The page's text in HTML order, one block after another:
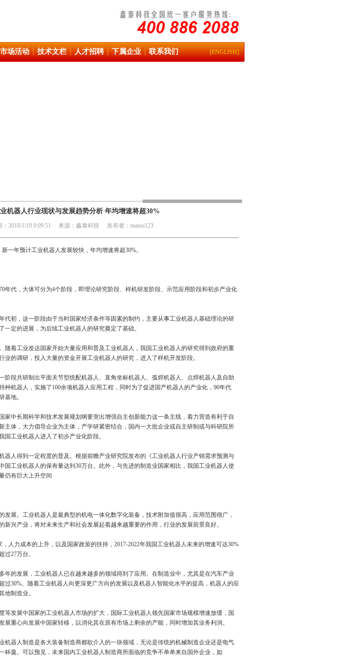
市场活动┆技术文栏┆人才招聘┆下属企业┆联系我们 [ENGLISH]
机器人行业现状与发展趋势分析 年均增速将超30%
：2018/1/19 9:09:51 来源：鑫泰科技 发布者：manni123
一年预计工业机器人发展较快，年均增速将超30%。
代，大体可分为4个阶段，即理论研究阶段、样机研发阶段、示范应用阶段和初步产业化
初，这一阶段由于当时国家经济条件等因素的制约，主要从事工业机器人基础理论的研
定的进展，为后续工业机器人的研究奠定了基础。
着工业发达国家开始大量应用和普及工业机器人，我国工业机器人的研究得到政府的重
的调研，投入大量的资金开展工业机器人的研究，进入了样机开发阶段。
段共研制出平面关节型统配机器人、直角坐标机器人、弧焊机器人、点焊机器人及自助
种机器人，实施了100余项机器人应用工程，同时为了促进国产机器人的产业化，90年代
基地。
中长期科学和技术发展规划纲要突出增强自主创新能力这一条主线，着力营造有利于自
主体，大力倡导企业为主体，产学研紧密结合，国内一大批企业或自主研制或与科研院所
工业机器人进入了初步产业化阶段。
人得到一定程度的普及。根据前瞻产业研究院发布的《工业机器人行业产销需求预测与
国工业机器人的保有量达到30万台。此外，与先进的制造业国家相比，我国工业机器人使
仍有巨大上升空间
展。工业机器人是最典型的机电一体化数字化装备，技术附加值很高，应用范围很广，
新兴产业，将对未来生产和社会发展起着越来越重要的作用，行业的发展前景良好。
力成本的上升，以及国家政策的扶持，2017-2022年我国工业机器人未来的增速可达30%
过27万台。
的发展，工业机器人已在越来越多的领域得到了应用。在制造业中，尤其是在汽车产业
过30%。随着工业机器人向更深更广方向的发展以及机器人智能化水平的提高，机器人的应
他制造业。
发展中国家的工业机器人市场的扩大，国际工业机器人领先国家市场规模增速放缓，国
展重心向发展中国家转移，以消化其在原有市场上剩余的产能，同时增加其业务利润。
器人制造是各大装备制造商都欲介入的一块领域，无论是传统的机械制造企业还是电气
杯羹。可以预见，未来国内工业机器人制造商所面临的竞争不单单来自国外企业，如